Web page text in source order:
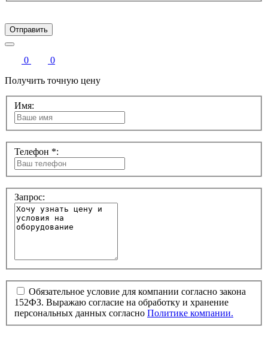
Отправить
0
0
Получить точную цену
Имя:
Телефон *:
Запрос:
Обязательное условие для компании согласно закона
152ФЗ. Выражаю согласие на обработку и хранение
персональных данных согласно Политике компании.